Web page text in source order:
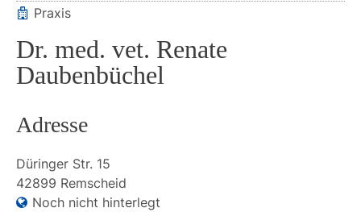
Praxis
Dr. med. vet. Renate
Daubenbüchel
Adresse
Düringer Str. 15
42899 Remscheid
Noch nicht hinterlegt